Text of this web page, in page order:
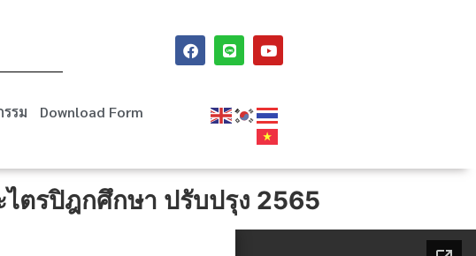
รรม Download Form
ตรปิฎกศึกษา ปรับปรุง 2565